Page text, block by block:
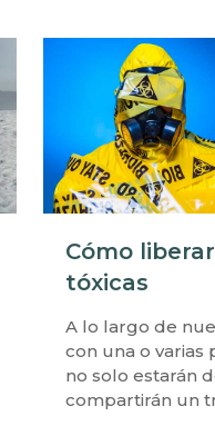
Cómo
tóxicas
A lo largo de
con una o varias
no solo estarán
compartirán un